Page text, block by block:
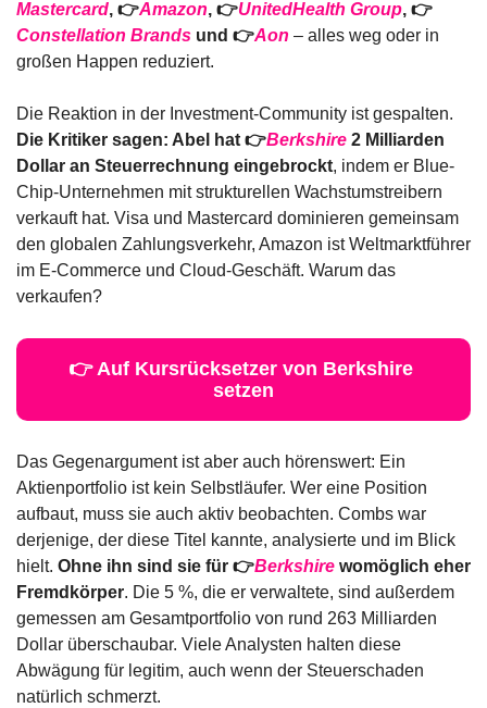
Mastercard, 👉Amazon, 👉UnitedHealth Group, 👉
Constellation Brands und 👉Aon – alles weg oder in
großen Happen reduziert.
Die Kritiker sagen: Abel hat 👉Berkshire 2 Milliarden
Dollar an Steuerrechnung eingebrockt, indem er Blue-
Chip-Unternehmen mit strukturellen Wachstumstreibern
verkauft hat. Visa und Mastercard dominieren gemeinsam
den globalen Zahlungsverkehr, Amazon ist Weltmarktführer
im E-Commerce und Cloud-Geschäft. Warum das
verkaufen?
👉 Auf Kursrücksetzer von Berkshire
setzen
Das Gegenargument ist aber auch hörenswert: Ein
Aktienportfolio ist kein Selbstläufer. Wer eine Position
aufbaut, muss sie auch aktiv beobachten. Combs war
derjenige, der diese Titel kannte, analysierte und im Blick
hielt. Ohne ihn sind sie für 👉Berkshire womöglich eher
Fremdkörper. Die 5 %, die er verwaltete, sind außerdem
gemessen am Gesamtportfolio von rund 263 Milliarden
Dollar überschaubar. Viele Analysten halten diese
Abwägung für legitim, auch wenn der Steuerschaden
natürlich schmerzt.